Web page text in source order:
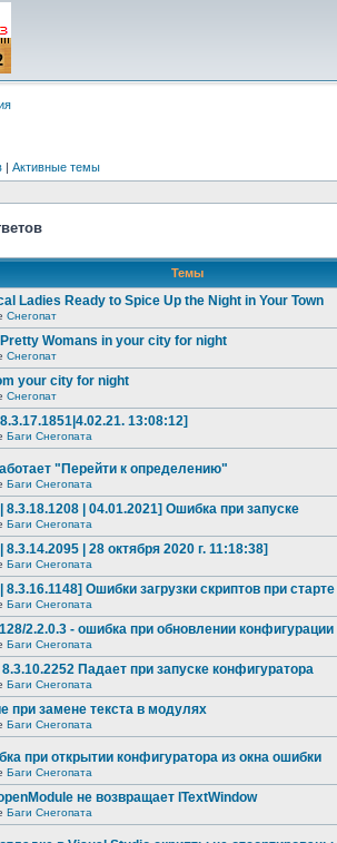
| Активные темы
Темы
Ladies Ready to Spice Up the Night in Your Town
Снегопат
Womans in your city for night
Снегопат
your city for night
Снегопат
13:08:12]
Баги Снегопата
"Перейти к определению"
Баги Снегопата
8.3.18.1208 | 04.01.2021] Ошибка при запуске
Баги Снегопата
8.3.14.2095 | 28 октября 2020 г. 11:18:38]
Баги Снегопата
8.3.16.1148] Ошибки загрузки скриптов при старте
Баги Снегопата
2.2.0.3 - ошибка при обновлении конфигурации
Баги Снегопата
8.3.10.2252 Падает при запуске конфигуратора
Баги Снегопата
при замене текста в модулях
Баги Снегопата
при открытии конфигуратора из окна ошибки
Баги Снегопата
не возвращает ITextWindow
Баги Снегопата